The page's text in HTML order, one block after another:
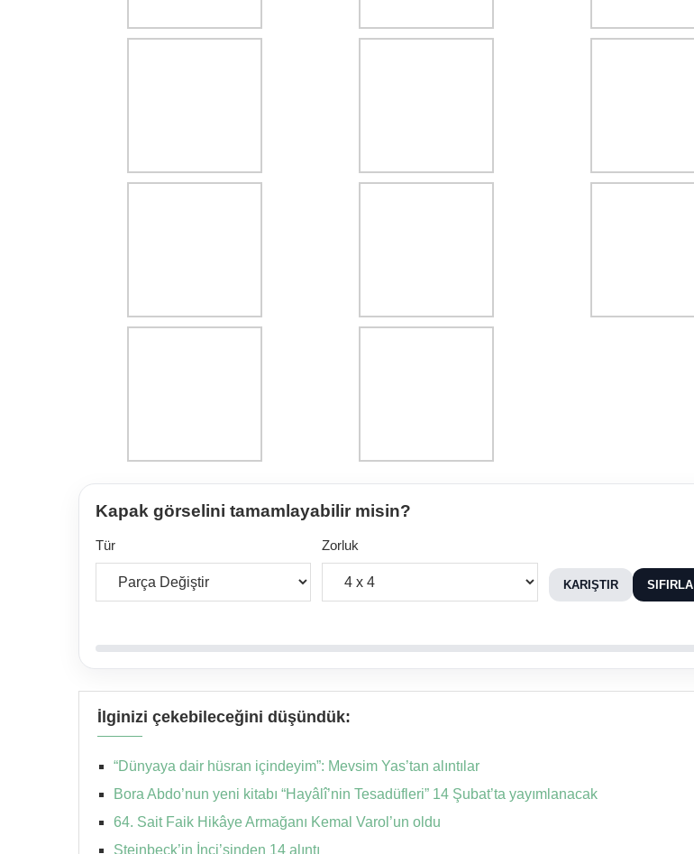
Kapak görselini tamamlayabilir misin?
Tür Zorluk
KARIŞTIR SIFIRLA
İlginizi çekebileceğini düşündük:
“Dünyaya dair hüsran içindeyim”: Mevsim Yas’tan alıntılar
Bora Abdo’nun yeni kitabı “Hayâlî’nin Tesadüfleri” 14 Şubat’ta yayımlanacak
64. Sait Faik Hikâye Armağanı Kemal Varol’un oldu
Steinbeck’in İnci’sinden 14 alıntı